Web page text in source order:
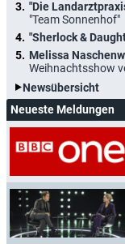
"Die
"Team Sonnenhof"
"Sherlock &
Melissa
Weihnachtsshow
Newsübersicht
Neueste Meldungen